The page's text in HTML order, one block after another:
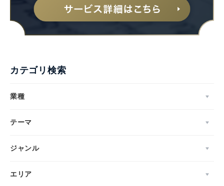
カテゴリ検索
業種
テーマ
ジャンル
エリア